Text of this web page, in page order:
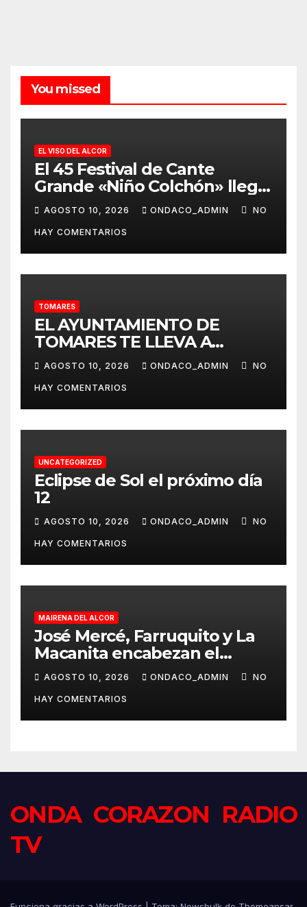
You missed
EL VISO DEL ALCOR
El 45 Festival de Cante
Grande «Niño Colchón» llega
el sábado 3 de octubre, a las
21.30 h, al Viso del Alcor
AGOSTO 10, 2026 ONDACO_ADMIN NO
HAY COMENTARIOS
TOMARES
EL AYUNTAMIENTO DE
TOMARES TE LLEVA A
ALMONTE EL 20 DE AGOSTO
PARA QUE PUEDAS VIVIR ‘LA
VENIDA DE LA VIRGEN DEL
ROCÍO A ALMONTE’
AGOSTO 10, 2026 ONDACO_ADMIN NO
HAY COMENTARIOS
UNCATEGORIZED
Eclipse de Sol el próximo día
12
AGOSTO 10, 2026 ONDACO_ADMIN NO
HAY COMENTARIOS
MAIRENA DEL ALCOR
José Mercé, Farruquito y La
Macanita encabezan el
histórico cartel del LXV
Festival de Cante Jondo
Antonio Mairena
AGOSTO 10, 2026 ONDACO_ADMIN NO
HAY COMENTARIOS
ONDA CORAZON RADIO
TV